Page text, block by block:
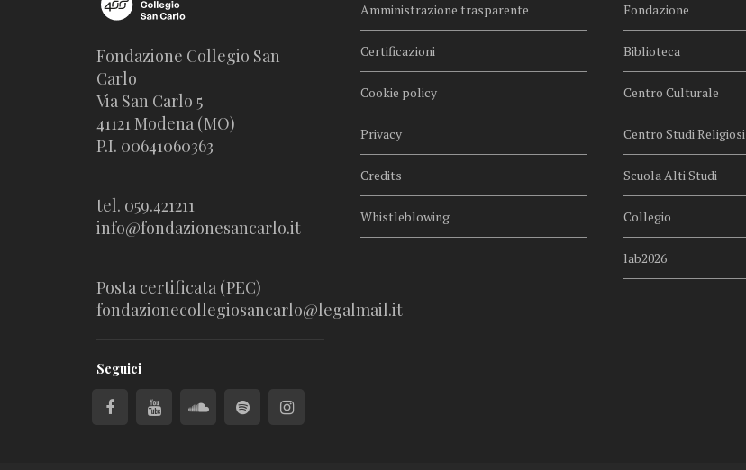
Fondazione Collegio San
Carlo
Via San Carlo 5
41121 Modena (MO)
P.I. 00641060363
tel. 059.421211
info@fondazionesancarlo.it
Posta certificata (PEC)
fondazionecollegiosancarlo@legalmail.it
Seguici
Amministrazione trasparente
Certificazioni
Cookie policy
Privacy
Credits
Whistleblowing
Fondazione
Biblioteca
Centro Culturale
Centro Studi Religiosi
Scuola Alti Studi
Collegio
lab2026